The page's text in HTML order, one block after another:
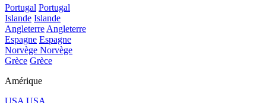
Portugal Portugal
Islande Islande
Angleterre Angleterre
Espagne Espagne
Norvège Norvège
Grèce Grèce
Amérique
USA USA